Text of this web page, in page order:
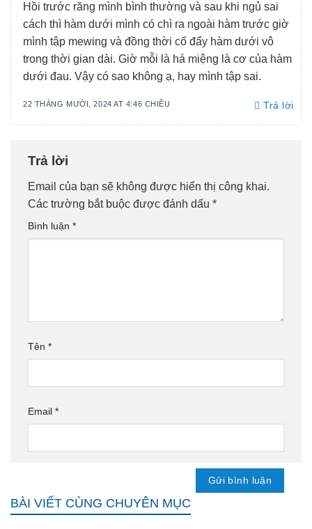
Hồi trước răng mình bình thường và sau khi ngủ sai
cách thì hàm dưới mình có chì ra ngoài hàm trước giờ
mình tập mewing và đồng thời cố đẩy hàm dưới vô
trong thời gian dài. Giờ mỗi là há miệng là cơ của hàm
dưới đau. Vậy có sao không ạ, hay mình tập sai.
22 THÁNG MƯỜI, 2024 AT 4:46 CHIỀU Trả lời
Trả lời
Email của bạn sẽ không được hiển thị công khai.
Các trường bắt buộc được đánh dấu *
Bình luận *
Tên *
Email *
BÀI VIẾT CÙNG CHUYÊN MỤC